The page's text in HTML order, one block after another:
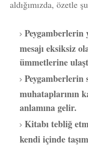
aldığımızda, özetle
mesajı eksiksiz
ümmetlerine
Peygamberlerin
muhataplarının
anlamına gelir.
Kitabı tebliğ
kendi içinde